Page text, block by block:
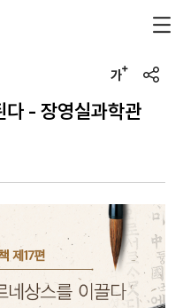
u
다 - 장영실과학관